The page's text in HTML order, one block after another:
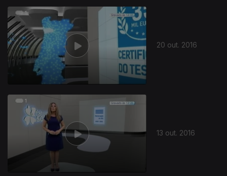
20 out. 2016
13 out. 2016